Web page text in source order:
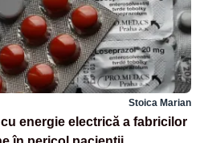
Stoica Marian
energie electrică a fabricilor